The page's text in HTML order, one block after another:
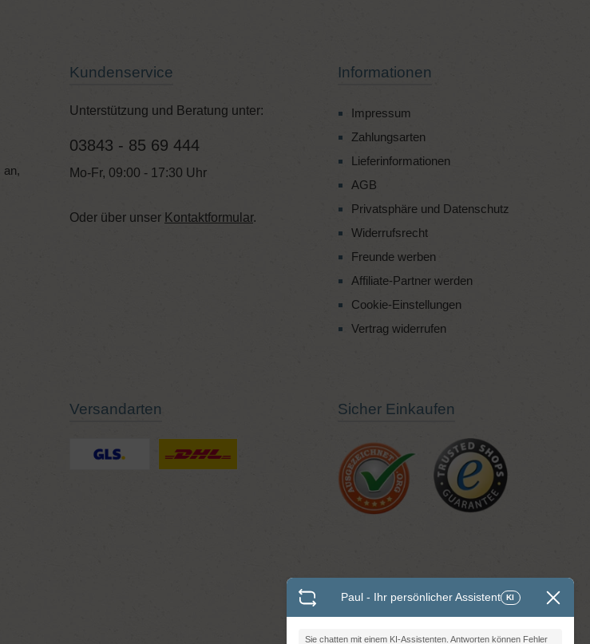
an,
Informationen
Impressum
Zahlungsarten
Lieferinformationen
AGB
Privatsphäre und Datenschutz
Widerrufsrecht
Freunde werben
Affiliate-Partner werden
Cookie-Einstellungen
Vertrag widerrufen
Kundenservice
Unterstützung und Beratung unter:
03843 - 85 69 444
Mo-Fr, 09:00 - 17:30 Uhr
Oder über unser Kontaktformular.
Versandarten Sicher Einkaufen
Paul - Ihr persönlicher Assistent KI
Sie chatten mit einem KI-Assistenten. Antworten können Fehler